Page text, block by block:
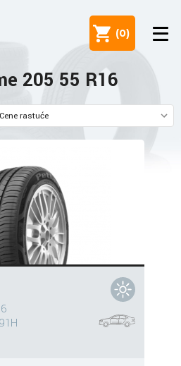
(0)
205 55 R16